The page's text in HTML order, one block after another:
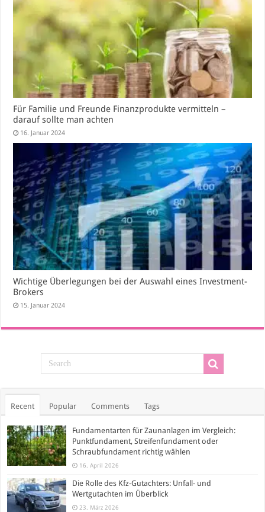
Für Familie und Freunde Finanzprodukte vermitteln –
darauf sollte man achten
16. Januar 2024
Wichtige Überlegungen bei der Auswahl eines Investment-
Brokers
15. Januar 2024
Recent Popular Comments Tags
Fundamentarten für Zaunanlagen im Vergleich:
Punktfundament, Streifenfundament oder
Schraubfundament richtig wählen
16. April 2026
Die Rolle des Kfz-Gutachters: Unfall- und
Wertgutachten im Überblick
23. März 2026